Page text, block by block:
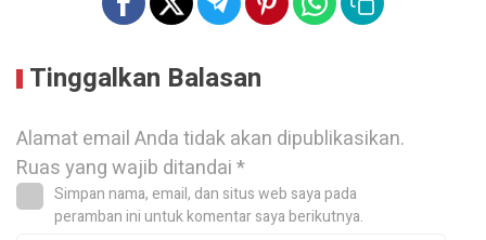
Tinggalkan Balasan
Alamat email Anda tidak akan dipublikasikan.
Ruas yang wajib ditandai*
Simpan nama, email, dan situs web saya pada
peramban ini untuk komentar saya berikutnya.